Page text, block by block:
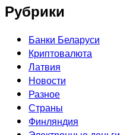
Рубрики
Банки Беларуси
Криптовалюта
Латвия
Новости
Разное
Страны
Финляндия